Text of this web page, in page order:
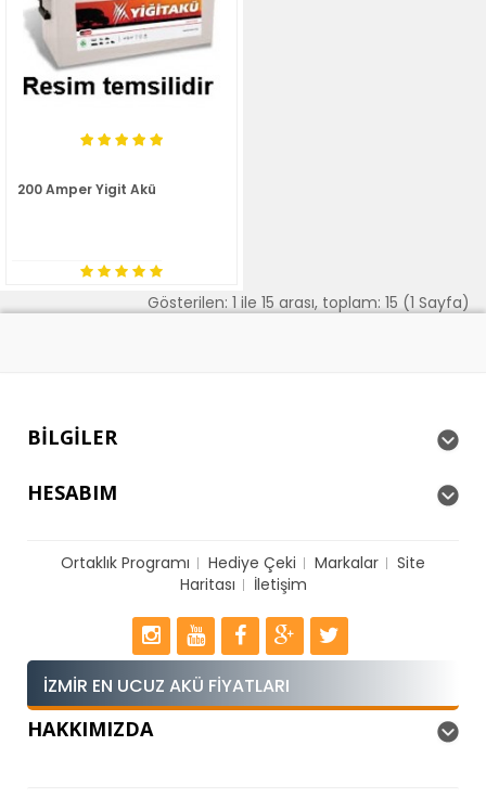
200 Amper Yigit Akü
Gösterilen: 1 ile 15 arası, toplam: 15 (1 Sayfa)
BILGILER
HESABIM
Ortaklık Programı Hediye Çeki Markalar
Site
Haritası
İletişim
İZMIR EN UCUZ AKÜ FIYATLARI
HAKKIMIZDA